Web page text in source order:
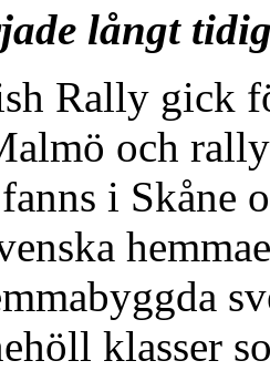
långt
Rally gick
och
i Skåne
klasser